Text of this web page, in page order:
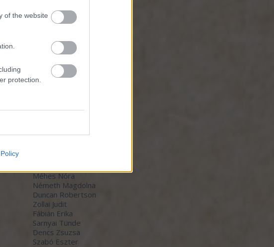
of the website
protection.
Feedek
RSS 2.0
bejegyzések
bejegyzések
Szerzők
Molnár Bálint
Méhes Nóra
Németh Magdolna
Duncan Robertson
Zollai Judit
Fábián Erika
Sarnyai Tünde
Dencs Zsuzsa
Szabó Eszter